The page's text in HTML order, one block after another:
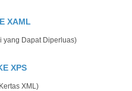
XAML
yang Dapat Diperluas)
XPS
XML)